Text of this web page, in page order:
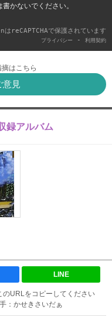
かないでください。
はreCAPTCHAで保護されています
プライバシー - 利用契約
はこちら
意見
録アルバム
LINE
のURLをコピーしてください
：かせきさいだぁ